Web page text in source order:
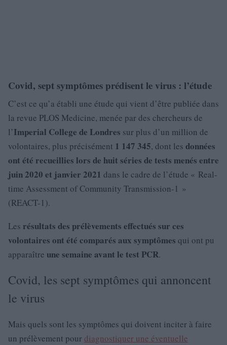
Covid, sept symptômes prédisent le virus : l’étude
C’est ce qu’a établi une étude qui vient d’être publiée dans
la revue PLOS Medicine, menée par des chercheurs de
l’Imperial College de Londres sur plus d’un million de
volontaires, plus précisément 1 147 345, dont les données
ont été recueillies lors de huit séries de tests menés entre
juin 2020 et janvier 2021 dans le cadre de l’étude « Real-
time Assessment of Community Transmission-1 »
(REACT-1).
Les résultats des prélèvements effectués sur ces
volontaires ont été comparés aux symptômes qui ont pu
apparaître une semaine avant le test PCR.
Covid, les sept symptômes qui annoncent
le virus
Mais quels sont les symptômes qui doivent inciter à faire
un prélèvement pour diagnostiquer une éventuelle